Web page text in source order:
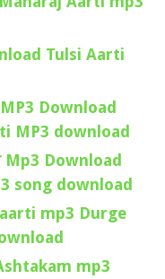
Tulsi Aarti
व MP3 Download
MP3 download
व Mp3 Download
song download
aarti mp3 Durge
mp3